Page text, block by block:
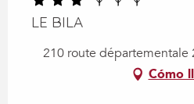
LE BILA
210 route départementale
Cómo